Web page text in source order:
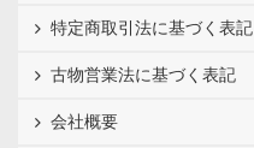
特定商取引法に基づく表記
古物営業法に基づく表記
会社概要